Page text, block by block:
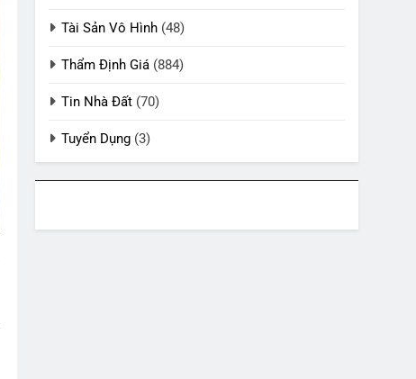
Tài Sản Vô Hình (48)
Thẩm Định Giá (884)
Tin Nhà Đất (70)
Tuyển Dụng (3)